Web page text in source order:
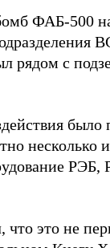
ФАБ-500
рядом с
РЭБ,
это не